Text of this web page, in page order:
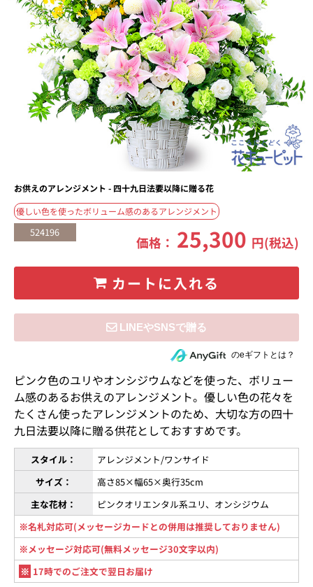
お供えのアレンジメント - 四十九日法要以降に贈る花
優しい色を使ったボリューム感のあるアレンジメント
524196
価格： 25,300 円(税込)
カートに入れる
住所を知らない相手にeギフトで贈るのeギフトとは？
ピンク色のユリやオンシジウムなどを使った、ボリュー
ム感のあるお供えのアレンジメント。優しい色の花々を
たくさん使ったアレンジメントのため、大切な方の四十
九日法要以降に贈る供花としておすすめです。
スタイル：
アレンジメント/ワンサイド
サイズ：
高さ85×幅65×奥行35cm
主な花材：
ピンクオリエンタル系ユリ、オンシジウム
※名札対応可(メッセージカードとの併用は推奨しておりません)
※メッセージ対応可(無料メッセージ30文字以内)
※ 17時でのご注文で翌日お届け